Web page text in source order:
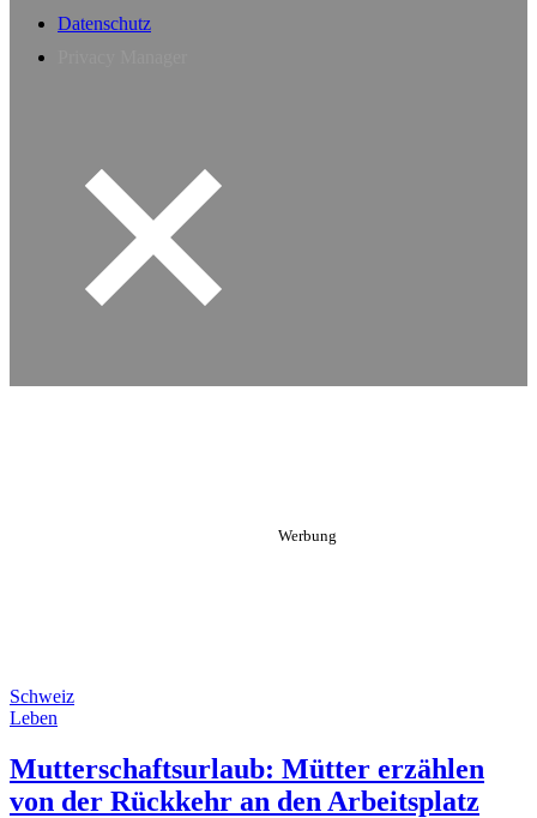
Datenschutz
Schweiz
Leben
Mutterschaftsurlaub: Mütter erzählen
von der Rückkehr an den Arbeitsplatz